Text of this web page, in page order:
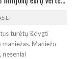
turėtų išdygti
Maniežo
neseniai